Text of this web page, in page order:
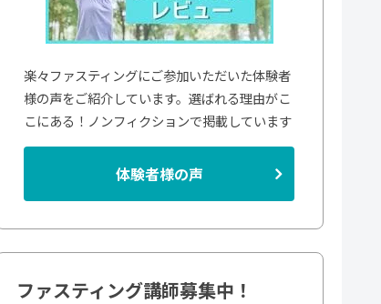
楽々ファスティングにご参加いただいた体験者
様の声をご紹介しています。選ばれる理由がこ
こにある！ノンフィクションで掲載しています
体験者様の声
ファスティング講師募集中！